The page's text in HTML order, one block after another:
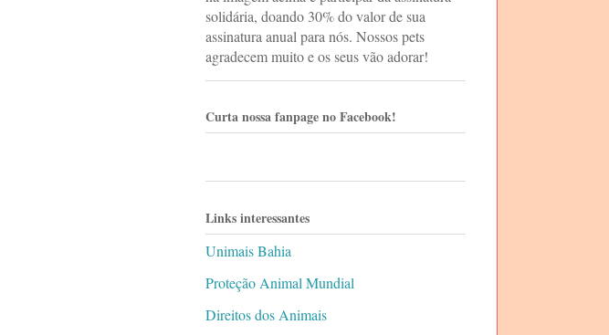
solidária, doando 30% do valor de sua
assinatura anual para nós. Nossos pets
agradecem muito e os seus vão adorar!
Curta nossa fanpage no Facebook!
Links interessantes
Unimais Bahia
Proteção Animal Mundial
Direitos dos Animais